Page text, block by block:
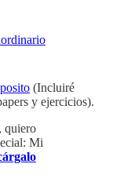
(Incluiré
y ejercicios).
quiero
Mi